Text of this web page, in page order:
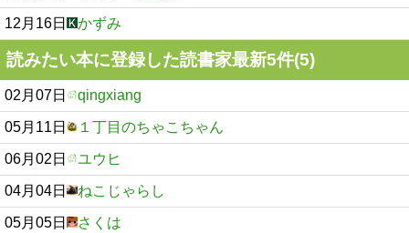
12月16日 かずみ
読みたい本に登録した読書家最新5件(5)
02月07日 qingxiang
05月11日 １丁目のちゃこちゃん
06月02日 ユウヒ
04月04日 ねこじゃらし
05月05日 さくは